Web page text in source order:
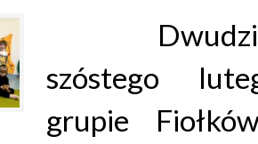
szóstego
grupie